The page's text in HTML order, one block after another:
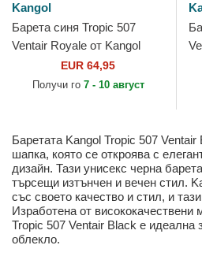
Kangol
Барета синя Tropic 507
Ventair Royale от Kangol
EUR 64,95
Получи го 7 - 10 август
Баретата Kangol Tropic 507
шапка, която се откроява с
дизайн. Тази унисекс черна
търсещи изтънчен и вечен стил.
със своето качество и стил, и
Изработена от висококачествени
Tropic 507 Ventair Black е идеална
облекло.